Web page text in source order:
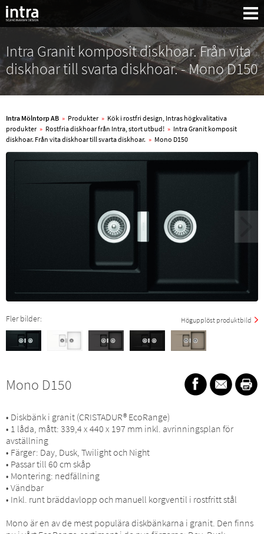
Sök:
Intra Granit komposit diskhoar. Från vita
diskhoar till svarta diskhoar. - Mono D150
Intra Mölntorp AB » Produkter » Kök i rostfri design, Intras högkvalitativa
produkter » Rostfria diskhoar från Intra, stort utbud! » Intra Granit komposit
diskhoar. Från vita diskhoar till svarta diskhoar. » Mono D150
Högupplöst produktbild
Fler bilder:
Mono D150
• Diskbänk i granit (CRISTADUR® EcoRange)
• 1 låda, mått: 339,4 x 440 x 197 mm inkl. avrinningsplan för
avställning
• Färger: Day, Dusk, Twilight och Night
• Passar till 60 cm skåp
• Montering: nedfällning
• Vändbar
• Inkl. runt bräddavlopp och manuell korgventil i rostfritt stål
Mono är en av de mest populära diskbänkarna i granit. Den finns